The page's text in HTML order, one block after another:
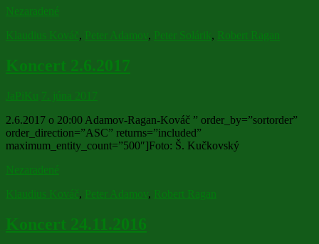
Nezaradené
Klaudius Kováč, Peter Adamov, Peter Solárik, Robert Ragan
Koncert 2.6.2017
JaPiKu 7. júna 2017
2.6.2017 o 20:00 Adamov-Ragan-Kováč ” order_by=”sortorder”
order_direction=”ASC” returns=”included”
maximum_entity_count=”500″]Foto: Š. Kučkovský
Nezaradené
Klaudius Kováč, Peter Adamov, Robert Ragan
Koncert 24.11.2016